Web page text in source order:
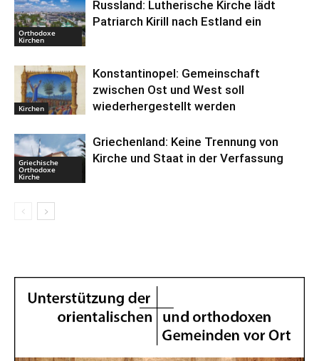
Orthodoxe
Kirchen
Russland: Lutherische Kirche lädt
Patriarch Kirill nach Estland ein
Kirchen
Konstantinopel: Gemeinschaft
zwischen Ost und West soll
wiederhergestellt werden
Griechische
Orthodoxe
Kirche
Griechenland: Keine Trennung von
Kirche und Staat in der Verfassung